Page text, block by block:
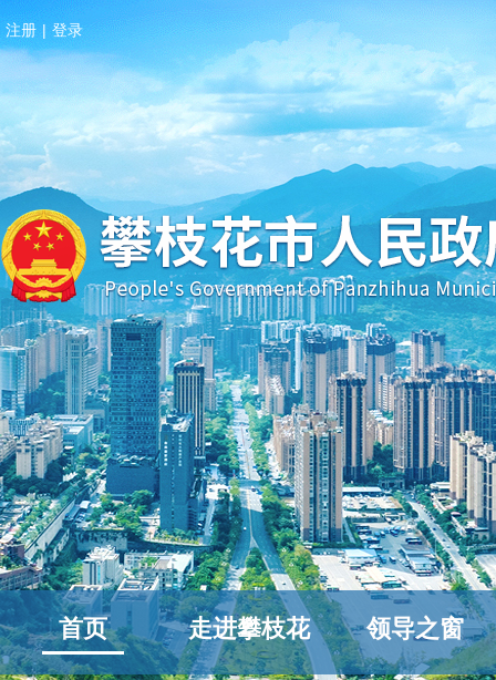
注册 | 登录
首页 走进攀枝花 领导之窗